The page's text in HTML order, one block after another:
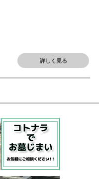
詳しく見る